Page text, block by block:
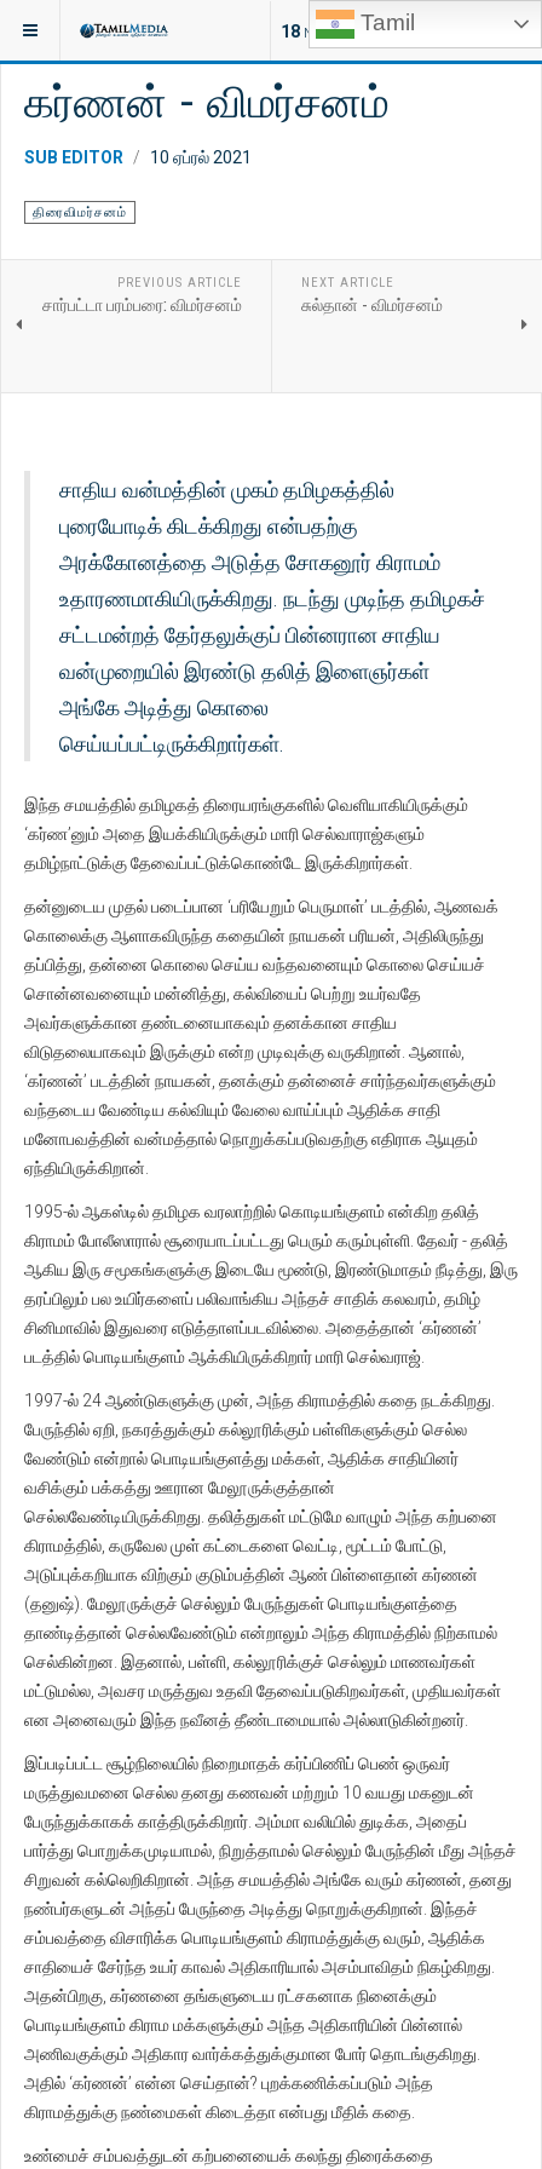
Tamil
18 NEW ARTICLES
இருக்குமிடம்: சினிமா சின்னத்திரை
கர்ணன் - விமர்சனம்
SUB EDITOR 10 ஏப்ரல் 2021
திரைவிமர்சனம்
PREVIOUS ARTICLE
சார்பட்டா பரம்பரை: விமர்சனம்
NEXT ARTICLE
சுல்தான் - விமர்சனம்
சாதிய வன்மத்தின் முகம் தமிழகத்தில்
புரையோடிக் கிடக்கிறது என்பதற்கு
அரக்கோனத்தை அடுத்த சோகனூர் கிராமம்
உதாரணமாகியிருக்கிறது. நடந்து முடிந்த தமிழகச்
சட்டமன்றத் தேர்தலுக்குப் பின்னரான சாதிய
வன்முறையில் இரண்டு தலித் இளைஞர்கள்
அங்கே அடித்து கொலை
செய்யப்பட்டிருக்கிறார்கள்.
இந்த சமயத்தில் தமிழகத் திரையரங்குகளில் வெளியாகியிருக்கும்
‘கர்ண’னும் அதை இயக்கியிருக்கும் மாரி செல்வாராஜ்களும்
தமிழ்நாட்டுக்கு தேவைப்பட்டுக்கொண்டே இருக்கிறார்கள்.
தன்னுடைய முதல் படைப்பான ‘பரியேறும் பெருமாள்’ படத்தில், ஆணவக்
கொலைக்கு ஆளாகவிருந்த கதையின் நாயகன் பரியன், அதிலிருந்து
தப்பித்து, தன்னை கொலை செய்ய வந்தவனையும் கொலை செய்யச்
சொன்னவனையும் மன்னித்து, கல்வியைப் பெற்று உயர்வதே
அவர்களுக்கான தண்டனையாகவும் தனக்கான சாதிய
விடுதலையாகவும் இருக்கும் என்ற முடிவுக்கு வருகிறான். ஆனால்,
‘கர்ணன்’ படத்தின் நாயகன், தனக்கும் தன்னைச் சார்ந்தவர்களுக்கும்
வந்தடைய வேண்டிய கல்வியும் வேலை வாய்ப்பும் ஆதிக்க சாதி
மனோபவத்தின் வன்மத்தால் நொறுக்கப்படுவதற்கு எதிராக ஆயுதம்
ஏந்தியிருக்கிறான்.
1995-ல் ஆகஸ்டில் தமிழக வரலாற்றில் கொடியங்குளம் என்கிற தலித்
கிராமம் போலீஸாரால் சூரையாடப்பட்டது பெரும் கரும்புள்ளி. தேவர் - தலித்
ஆகிய இரு சமூகங்களுக்கு இடையே மூண்டு, இரண்டுமாதம் நீடித்து, இரு
தரப்பிலும் பல உயிர்களைப் பலிவாங்கிய அந்தச் சாதிக் கலவரம், தமிழ்
சினிமாவில் இதுவரை எடுத்தாளப்படவில்லை. அதைத்தான் ‘கர்ணன்’
படத்தில் பொடியங்குளம் ஆக்கியிருக்கிறார் மாரி செல்வராஜ்.
1997-ல் 24 ஆண்டுகளுக்கு முன், அந்த கிராமத்தில் கதை நடக்கிறது.
பேருந்தில் ஏறி, நகரத்துக்கும் கல்லூரிக்கும் பள்ளிகளுக்கும் செல்ல
வேண்டும் என்றால் பொடியங்குளத்து மக்கள், ஆதிக்க சாதியினர்
வசிக்கும் பக்கத்து ஊரான மேலூருக்குத்தான்
செல்லவேண்டியிருக்கிறது. தலித்துகள் மட்டுமே வாழும் அந்த கற்பனை
கிராமத்தில், கருவேல முள் கட்டைகளை வெட்டி, மூட்டம் போட்டு,
அடுப்புக்கறியாக விற்கும் குடும்பத்தின் ஆண் பிள்ளைதான் கர்ணன்
(தனுஷ்). மேலூருக்குச் செல்லும் பேருந்துகள் பொடியங்குளத்தை
தாண்டித்தான் செல்லவேண்டும் என்றாலும் அந்த கிராமத்தில் நிற்காமல்
செல்கின்றன. இதனால், பள்ளி, கல்லூரிக்குச் செல்லும் மாணவர்கள்
மட்டுமல்ல, அவசர மருத்துவ உதவி தேவைப்படுகிறவர்கள், முதியவர்கள்
என அனைவரும் இந்த நவீனத் தீண்டாமையால் அல்லாடுகின்றனர்.
இப்படிப்பட்ட சூழ்நிலையில் நிறைமாதக் கர்ப்பிணிப் பெண் ஒருவர்
மருத்துவமனை செல்ல தனது கணவன் மற்றும் 10 வயது மகனுடன்
பேருந்துக்காகக் காத்திருக்கிறார். அம்மா வலியில் துடிக்க, அதைப்
பார்த்து பொறுக்கமுடியாமல், நிறுத்தாமல் செல்லும் பேருந்தின் மீது அந்தச்
சிறுவன் கல்லெறிகிறான். அந்த சமயத்தில் அங்கே வரும் கர்ணன், தனது
நண்பர்களுடன் அந்தப் பேருந்தை அடித்து நொறுக்குகிறான். இந்தச்
சம்பவத்தை விசாரிக்க பொடியங்குளம் கிராமத்துக்கு வரும், ஆதிக்க
சாதியைச் சேர்ந்த உயர் காவல் அதிகாரியால் அசம்பாவிதம் நிகழ்கிறது.
அதன்பிறகு, கர்ணனை தங்களுடைய ரட்சகனாக நினைக்கும்
பொடியங்குளம் கிராம மக்களுக்கும் அந்த அதிகாரியின் பின்னால்
அணிவகுக்கும் அதிகார வார்க்கத்துக்குமான போர் தொடங்குகிறது.
அதில் ‘கர்ணன்’ என்ன செய்தான்? புறக்கணிக்கப்படும் அந்த
கிராமத்துக்கு நண்மைகள் கிடைத்தா என்பது மீதிக் கதை.
உண்மைச் சம்பவத்துடன் கற்பனையைக் கலந்து திரைக்கதை